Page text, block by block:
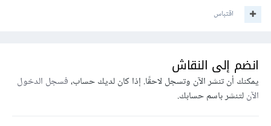
اقتباس
انضم إلى النقاش
يمكنك أن تنشر الآن وتسجل لاحقًا. إذا كان لديك حساب،فسجل الدخول
الآنلتنشر باسم حسابك.